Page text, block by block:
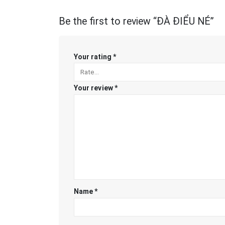
Be the first to review “ĐÀ ĐIỂU NÉ”
Your rating *
Your review*
Name*